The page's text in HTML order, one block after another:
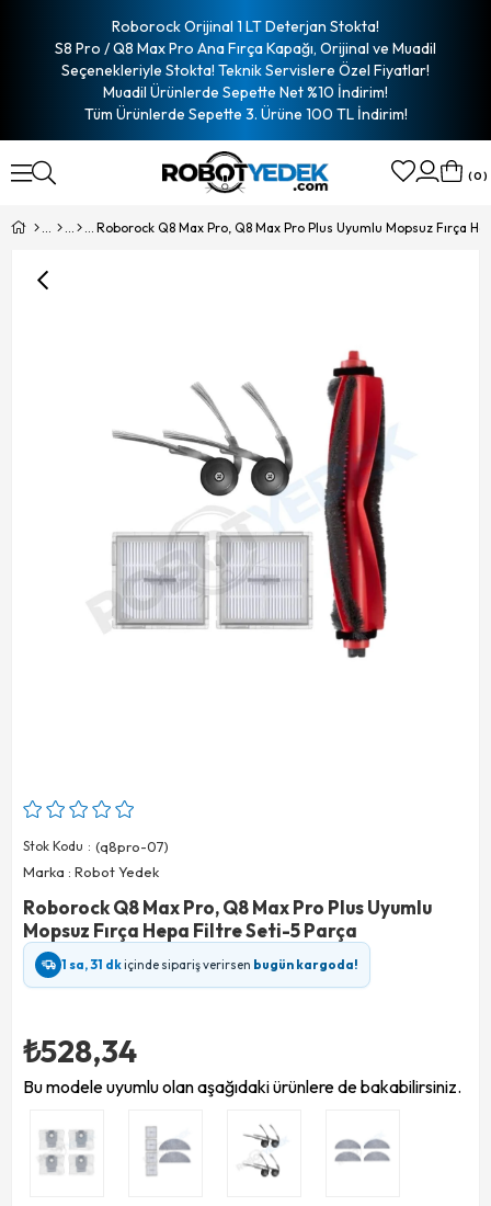
Roborock Orijinal 1 LT Deterjan Stokta!
S8 Pro / Q8 Max Pro Ana Fırça Kapağı, Orijinal ve Muadil
Seçenekleriyle Stokta! Teknik Servislere Özel Fiyatlar!
Muadil Ürünlerde Sepette Net %10 İndirim!
Tüm Ürünlerde Sepette 3. Ürüne 100 TL İndirim!
0
Stok Kodu
(q8pro-07)
Marka : Robot Yedek
Roborock Q8 Max Pro, Q8 Max Pro Plus Uyumlu
Mopsuz Fırça Hepa Filtre Seti-5 Parça
1 sa, 31 dkiçinde sipariş verirsen bugün kargoda!
₺528,34
Bu modele uyumlu olan aşağıdaki ürünlere de bakabilirsiniz.